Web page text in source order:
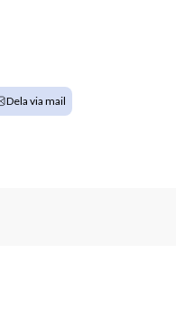
Dela via mail